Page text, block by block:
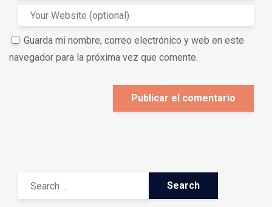
Guarda mi nombre, correo electrónico y web en este
navegador para la próxima vez que comente.